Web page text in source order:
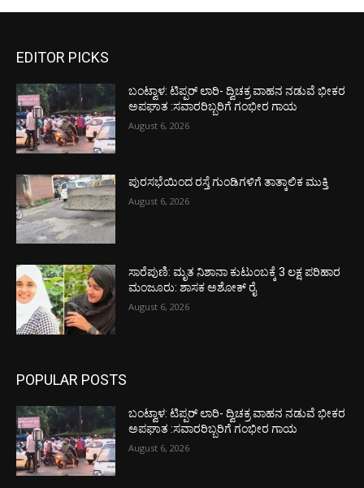
EDITOR PICKS
ಬಂಟ್ವಾಳ: ಟಿಪ್ಪರ್ ಲಾರಿ- ದ್ವಿಚಕ್ರ ವಾಹನ ನಡುವೆ ಭೀಕರ
ಅಪಘಾತ :ಸವಾರರಿಬ್ಬರಿಗೆ ಗಂಭೀರ ಗಾಯ
August 6, 2026
ಪುರಸಭೆಯಿಂದ ರಸ್ತೆ ಗುಂಡಿಗಳಿಗೆ ತಾತ್ಕಾಲಿಕ ಮುಕ್ತಿ
August 6, 2026
ಸಾರೆಪುಣಿ: ಮೃತ ನಿಶಾನಾ ಕುಟುಂಬಕ್ಕೆ 3 ಲಕ್ಷ ಪರಿಹಾರ
ಮಂಜೂರು: ಶಾಸಕ ಅಶೋಕ್ ರೈ
August 6, 2026
POPULAR POSTS
ಬಂಟ್ವಾಳ: ಟಿಪ್ಪರ್ ಲಾರಿ- ದ್ವಿಚಕ್ರ ವಾಹನ ನಡುವೆ ಭೀಕರ
ಅಪಘಾತ :ಸವಾರರಿಬ್ಬರಿಗೆ ಗಂಭೀರ ಗಾಯ
August 6, 2026